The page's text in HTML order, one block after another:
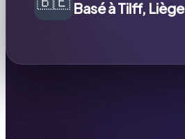
Basé à Tilff, Liège